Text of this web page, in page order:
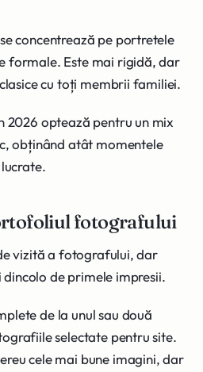
concentrează pe portretele
formale. Este mai rigidă, dar
cu toți membrii familiei.
2026 optează pentru un mix
obținând atât momentele
fotografului
vizită a fotografului, dar
dincolo de primele impresii.
de la unul sau două
selectate pentru site.
cele mai bune imagini, dar